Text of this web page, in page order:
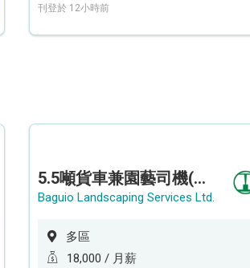
刊登於 12小時前
5.5噸貨車兼園藝司機(港九新界)
Baguio Landscaping Services Ltd.
多區
18,000 / 月薪